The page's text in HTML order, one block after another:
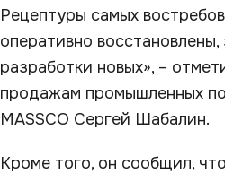
Рецептуры самых
оперативно
разработки новых», –
продажам промышленных
MASSCO Сергей Шабалин.
Кроме того, он сообщил,